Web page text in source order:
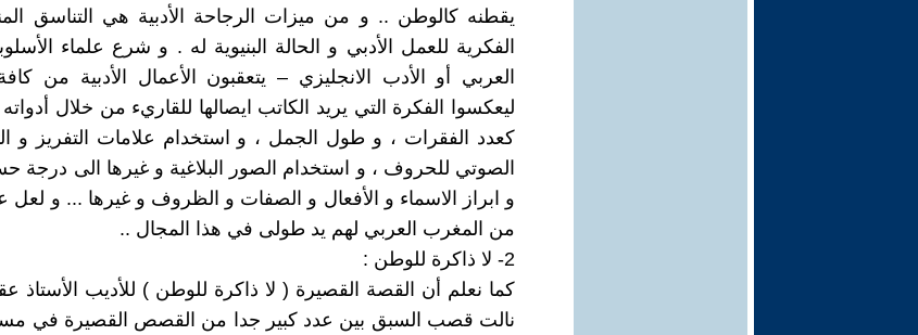
يقطنه كالوطن .. و من ميزات الرجاحة الأدبية هي التناسق
الفكرية للعمل الأدبي و الحالة البنيوية له . و شرع علماء
العربي أو الأدب الانجليزي – يتعقبون الأعمال الأدبية من كافة
ليعكسوا الفكرة التي يريد الكاتب ايصالها للقاريء من خلال أدواته
كعدد الفقرات ، و طول الجمل ، و استخدام علامات التفريز و
الصوتي للحروف ، و استخدام الصور البلاغية و غيرها الى درجة
و ابراز الاسماء و الأفعال و الصفات و الظروف و غيرها ... و لعل
من المغرب العربي لهم يد طولى في هذا المجال ..
2- لا ذاكرة للوطن :
كما نعلم أن القصة القصيرة ( لا ذاكرة للوطن ) للأديب الأستاذ
نالت قصب السبق بين عدد كبير جدا من القصص القصيرة في